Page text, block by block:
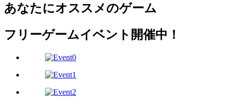
あなたにオススメのゲーム
フリーゲームイベント開催中！